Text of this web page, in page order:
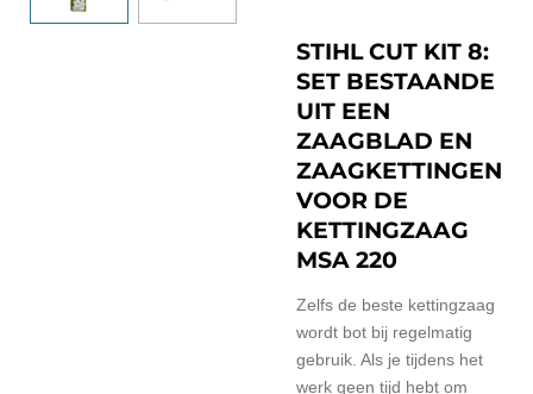
STIHL CUT KIT 8:
SET BESTAANDE
UIT EEN
ZAAGBLAD EN
ZAAGKETTINGEN
VOOR DE
KETTINGZAAG
MSA 220
Zelfs de beste kettingzaag
wordt bot bij regelmatig
gebruik. Als je tijdens het
werk geen tijd hebt om